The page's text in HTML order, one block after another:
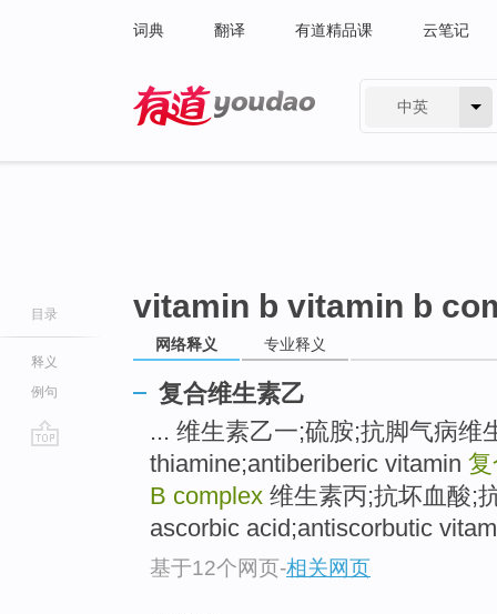
词典 翻译 有道精品课 云笔记
中英
目录
释义
例句
vitamin b vitamin b
网络释义 专业释义
复合维生素乙
... 维生素乙一;硫胺;抗脚气病维
thiamine;antiberiberic vitamin
B complex 维生素丙;抗坏血酸;
ascorbic acid;antiscorbutic
基于12个网页-相关网页